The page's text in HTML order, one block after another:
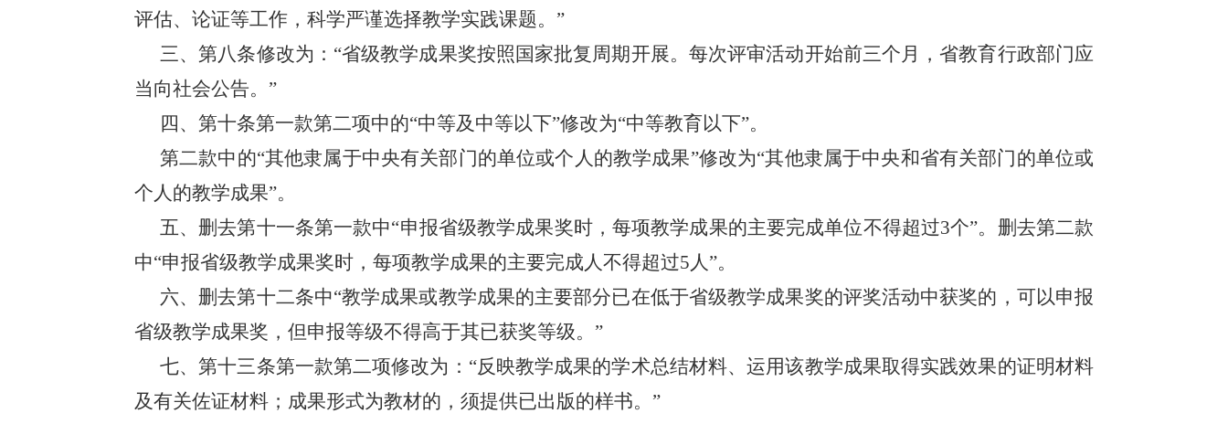
评估、论证等工作，科学严谨选择教学实践课题。”
三、第八条修改为：“省级教学成果奖按照国家批复周期开展。每次评审活动开始前三个月，省教育行政部门应
当向社会公告。”
四、第十条第一款第二项中的“中等及中等以下”修改为“中等教育以下”。
第二款中的“其他隶属于中央有关部门的单位或个人的教学成果”修改为“其他隶属于中央和省有关部门的单位或
个人的教学成果”。
五、删去第十一条第一款中“申报省级教学成果奖时，每项教学成果的主要完成单位不得超过3个”。删去第二款
中“申报省级教学成果奖时，每项教学成果的主要完成人不得超过5人”。
六、删去第十二条中“教学成果或教学成果的主要部分已在低于省级教学成果奖的评奖活动中获奖的，可以申报
省级教学成果奖，但申报等级不得高于其已获奖等级。”
七、第十三条第一款第二项修改为：“反映教学成果的学术总结材料、运用该教学成果取得实践效果的证明材料
及有关佐证材料；成果形式为教材的，须提供已出版的样书。”